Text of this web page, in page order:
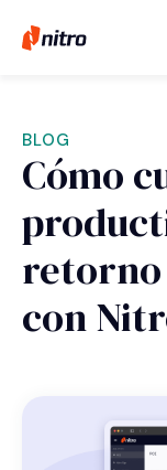
BLOG
Cómo
retorno
con